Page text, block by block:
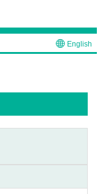
English